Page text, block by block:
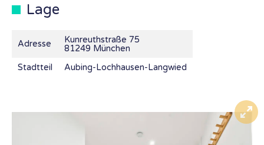
Lage
Adresse
Kunreuthstraße 75
81249 München
Stadtteil
Aubing-Lochhausen-Langwied